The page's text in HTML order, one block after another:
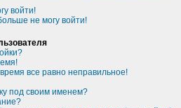
войти!
не могу войти!
все равно неправильное!
под своим именем?